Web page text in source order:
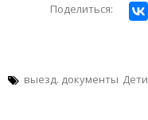
Поделиться:
выезд. документы Дети